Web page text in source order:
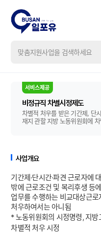
비정규직 차별시정제도
차별적 처우를 받은 기간제, 단
재지 관할 지방 노동위원회에
사업개요
기간제·단시간·파견 근로자에
밖에 근로조건 및 복리후생 등
업무를 수행하는 비교대상근
처우하여서는 아니됨
* 노동위원회의 시정명령, 지
차별적 처우 시정